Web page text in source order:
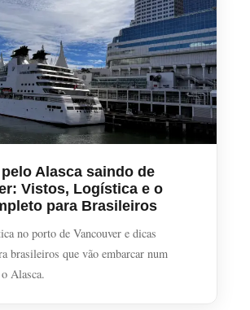
Alasca saindo de
Vistos, Logística e o
para Brasileiros
no porto de Vancouver e dicas
brasileiros que vão embarcar num
Alasca.